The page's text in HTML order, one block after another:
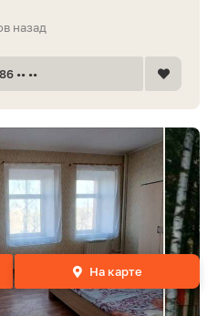
назад
•• ••
На карте